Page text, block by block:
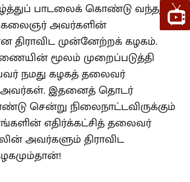
பாடலைக் கொண்டு வந்தது
கலைஞர் அவர்களின்
முன்னேற்றக் கழகம்.
மூலம் முறைப்படுத்தி
நமது கழகத் தலைவர்
அவர்கள். இதனைத் தொடர்
சென்று நிலைநாட்டவிருக்கும்
எதிர்க்கட்சித் தலைவர்
அவர்களும் திராவிட